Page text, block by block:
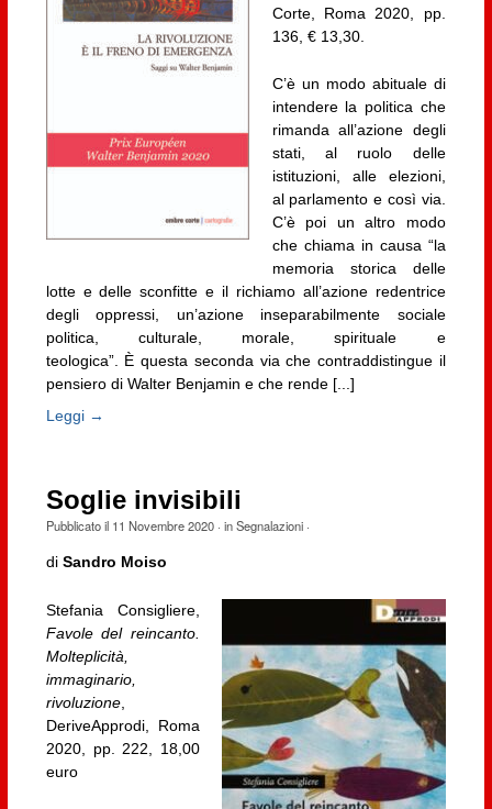
Corte, Roma 2020, pp.
136, € 13,30.
C’è un modo abituale di
intendere la politica che
rimanda all’azione degli
stati, al ruolo delle
istituzioni, alle elezioni,
al parlamento e così via.
C’è poi un altro modo
che chiama in causa “la
memoria storica delle
lotte e delle sconfitte e il richiamo all’azione redentrice
degli oppressi, un’azione inseparabilmente sociale
politica, culturale, morale, spirituale e
teologica”. È questa seconda via che contraddistingue il
pensiero di Walter Benjamin e che rende [...]
Leggi →
Soglie invisibili
Pubblicato il 11 Novembre 2020· inSegnalazioni·
di Sandro Moiso
Stefania Consigliere,
Favole del reincanto.
Molteplicità,
immaginario,
rivoluzione,
DeriveApprodi, Roma
2020, pp. 222, 18,00
euro